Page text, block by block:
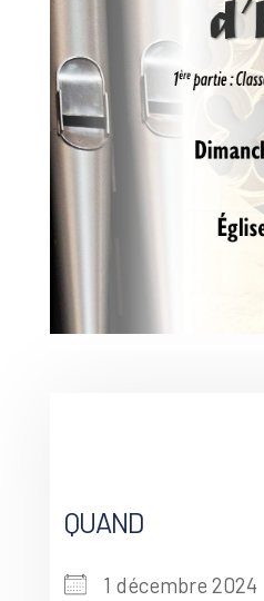
QUAND
1 décembre 2024